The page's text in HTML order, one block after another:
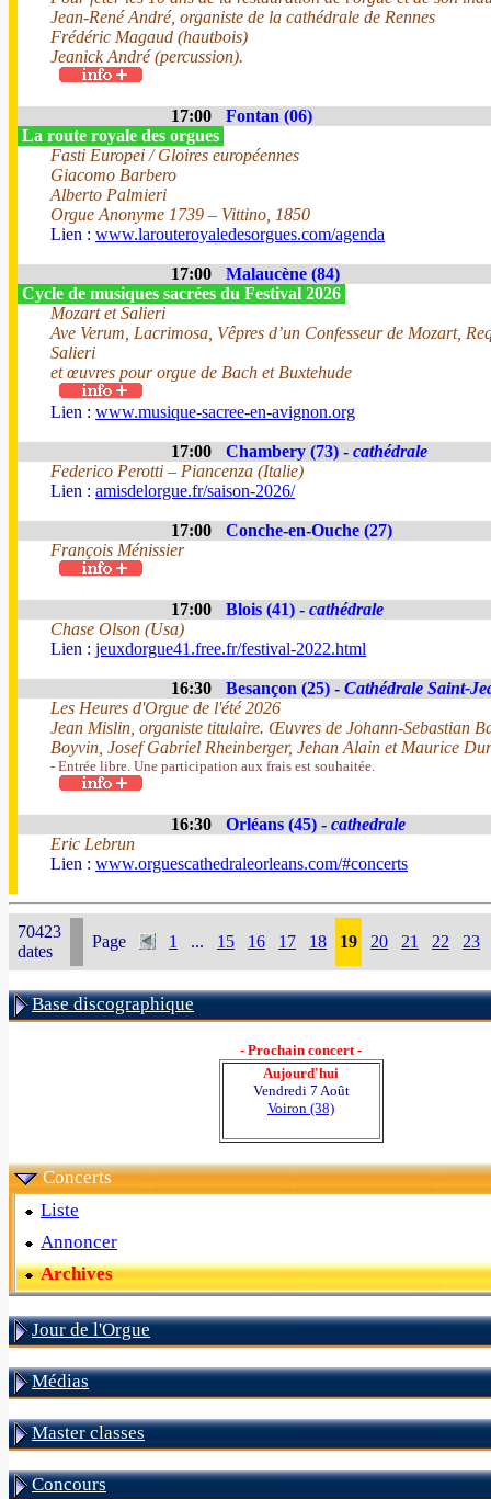
Jean-René André, organiste de la cathédrale de Rennes
Frédéric Magaud (hautbois)
Jeanick André (percussion).
17:00
Fontan (06)
La route royale des orgues
Fasti Europei / Gloires européennes
Giacomo Barbero
Alberto Palmieri
Orgue Anonyme 1739 – Vittino, 1850
Lien : www.larouteroyaledesorgues.com/agenda
17:00
Malaucène (84)
Cycle de musiques sacrées du Festival 2026
Mozart et Salieri
Ave Verum, Lacrimosa, Vêpres d’un Confesseur de Mozart,
Salieri
et œuvres pour orgue de Bach et Buxtehude
Lien : www.musique-sacree-en-avignon.org
17:00 Chambery (73) - cathédrale
Federico Perotti – Piancenza (Italie)
Lien : amisdelorgue.fr/saison-2026/
17:00
Conche-en-Ouche (27)
François Ménissier
17:00 Blois (41) - cathédrale
Chase Olson (Usa)
Lien : jeuxdorgue41.free.fr/festival-2022.html
16:30 Besançon (25) - Cathédrale Saint-
Les Heures d'Orgue de l'été 2026
Jean Mislin, organiste titulaire. Œuvres de Johann-Sebastian
Boyvin, Josef Gabriel Rheinberger, Jehan Alain et Maurice
- Entrée libre. Une participation aux frais est souhaitée.
16:30 Orléans (45) - cathedrale
Eric Lebrun
Lien : www.orguescathedraleorleans.com/#concerts
70423
dates
Page 1 ... 15 16 17 18 19 20 21 22 23
Base discographique
- Prochain concert -
Aujourd'hui
Vendredi 7 Août
Voiron (38)
Concerts
Liste
Annoncer
Archives
Jour de l'Orgue
Médias
Master classes
Concours